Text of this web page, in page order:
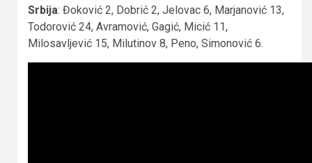
Srbija: Đoković 2, Dobrić 2, Jelovac 6, Marjanović 13,
Todorović 24, Avramović, Gagić, Micić 11,
Milosavljević 15, Milutinov 8, Peno, Simonović 6.